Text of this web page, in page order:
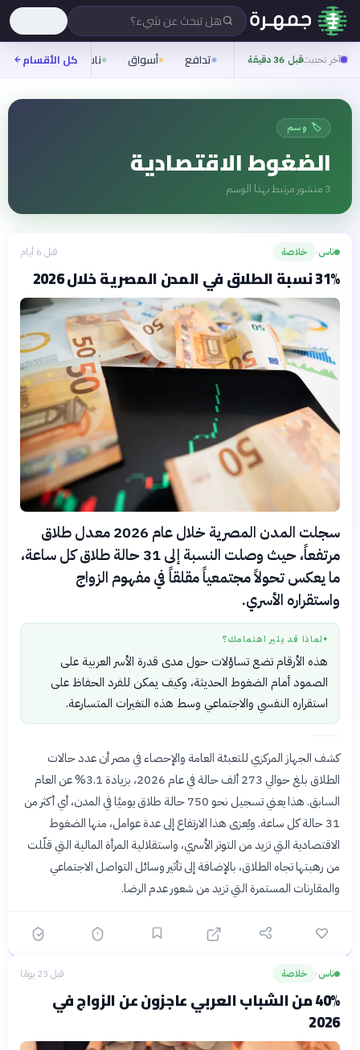
هل تبحث عن شيء؟
آخر تحديثقبل 36 دقيقة تدافع أسواق ناس روح
كل الأقسام
🏷️ وسم
الضغوط الاقتصادية
3 منشور مرتبط بهذا الوسم
ناس› خلاصة قبل 6 أيام
31% نسبة الطلاق في المدن المصرية خلال 2026
سجلت المدن المصرية خلال عام 2026 معدل طلاق
مرتفعاً، حيث وصلت النسبة إلى 31 حالة طلاق كل ساعة،
ما يعكس تحولاً مجتمعياً مقلقاً في مفهوم الزواج
واستقراره الأسري.
● لماذا قد يثير اهتمامك؟
هذه الأرقام تضع تساؤلات حول مدى قدرة الأسر العربية على
الصمود أمام الضغوط الحديثة، وكيف يمكن للفرد الحفاظ على
استقراره النفسي والاجتماعي وسط هذه التغيرات المتسارعة.
كشف الجهاز المركزي للتعبئة العامة والإحصاء في مصر أن عدد حالات
الطلاق بلغ حوالي 273 ألف حالة في عام 2026، بزيادة 3.1% عن العام
السابق. هذا يعني تسجيل نحو 750 حالة طلاق يوميًا في المدن، أي أكثر من
31 حالة كل ساعة. ويُعزى هذا الارتفاع إلى عدة عوامل، منها الضغوط
الاقتصادية التي تزيد من التوتر الأسري، واستقلالية المرأة المالية التي قلّلت
من رهبتها تجاه الطلاق، بالإضافة إلى تأثير وسائل التواصل الاجتماعي
والمقارنات المستمرة التي تزيد من شعور عدم الرضا.
ناس› خلاصة قبل 23 يومًا
40% من الشباب العربي عاجزون عن الزواج في
2026